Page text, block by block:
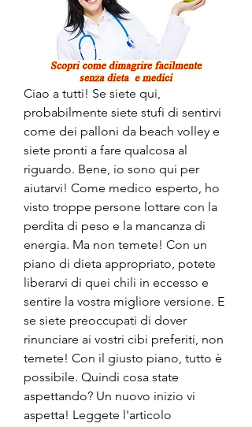
Ciao a tutti! Se siete qui,
probabilmente siete stufi di sentirvi
come dei palloni da beach volley e
siete pronti a fare qualcosa al
riguardo. Bene, io sono qui per
aiutarvi! Come medico esperto, ho
visto troppe persone lottare con la
perdita di peso e la mancanza di
energia. Ma non temete! Con un
piano di dieta appropriato, potete
liberarvi di quei chili in eccesso e
sentire la vostra migliore versione. E
se siete preoccupati di dover
rinunciare ai vostri cibi preferiti, non
temete! Con il giusto piano, tutto è
possibile. Quindi cosa state
aspettando? Un nuovo inizio vi
aspetta! Leggete l'articolo